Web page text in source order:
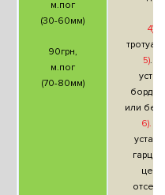
м.пог
(30-60мм)
90грн,
м.пог
(70-80мм)
4)
5).
или
6).